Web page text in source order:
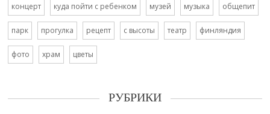
концерт куда пойти с ребенком музей музыка общепит
парк прогулка рецепт с высоты театр финляндия
фото храм цветы
РУБРИКИ